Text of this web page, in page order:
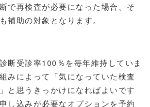
で再検査が必要になった場合、そ
補助の対象となります。
断受診率100 ％を毎年維持していま
みによって「気になっていた検査
と思うきっかけになればよいです
し込みが必要なオプションを予約